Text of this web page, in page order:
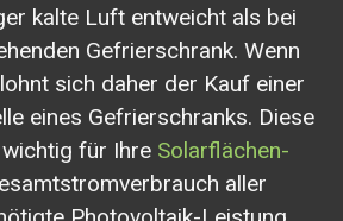
kalte Luft entweicht als bei
Gefrierschrank. Wenn
sich daher der Kauf einer
eines Gefrierschranks. Diese
für Ihre Solarflächen-
aller